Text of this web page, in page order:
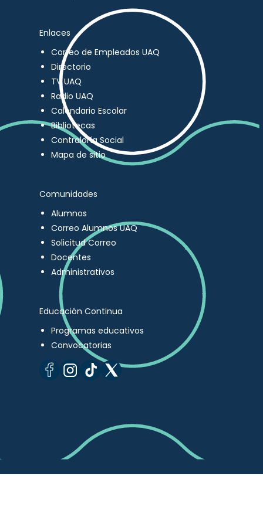
Enlaces
Correo de Empleados UAQ
Directorio
TV UAQ
Radio UAQ
Calendario Escolar
Bibliotecas
Contraloría Social
Mapa de sitio
Comunidades
Alumnos
Correo Alumnos UAQ
Solicitud Correo
Docentes
Administrativos
Educación Continua
Programas educativos
Convocatorias